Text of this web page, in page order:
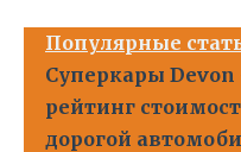
Популярные
Суперкары
рейтинг
дорогой